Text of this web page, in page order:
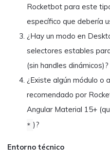
Rocketbot para este
específico que debería
¿Hay un modo en
selectores estables
(sin handles dinámicos)?
¿Existe algún módulo o
recomendado por
Angular Material 15+
* )?
Entorno técnico